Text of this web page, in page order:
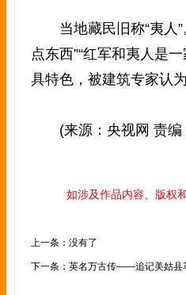
当地藏民旧称“夷人”
点东西”“红军和夷人是
具特色，被建筑专家认
(来源：央视网 责编
如涉及作品内容、版权
上一条：没有了
下一条：英名万古传——追记美姑县